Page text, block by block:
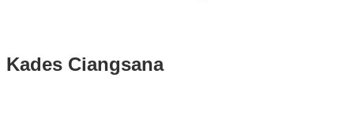
Kades Ciangsana